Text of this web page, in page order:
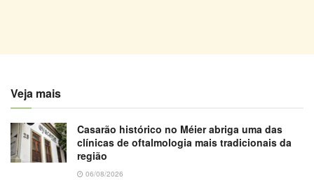
Veja mais
Casarão histórico no Méier abriga uma das
clínicas de oftalmologia mais tradicionais da
região
06/08/2026